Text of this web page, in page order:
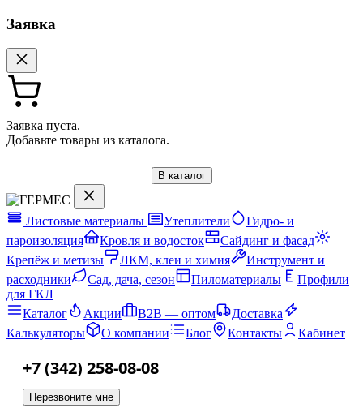
Заявка
Заявка пуста.
Добавьте товары из каталога.
В каталог
Листовые материалы Утеплители
Гидро- и
пароизоляция
Кровля и водосток
Сайдинг и фасад
Крепёж и метизы
ЛКМ, клеи и химия
Инструмент и
расходники
Сад, дача, сезон Пиломатериалы
Профили
для ГКЛ
Каталог
Акции B2B — оптом
Доставка
Калькуляторы
О компании Блог Контакты Кабинет
+7 (342) 258-08-08
Перезвоните мне